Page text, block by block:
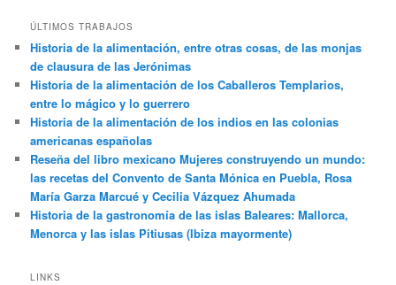
ÚLTIMOS TRABAJOS
Historia de la alimentación, entre otras cosas, de las monjas
de clausura de las Jerónimas
Historia de la alimentación de los Caballeros Templarios,
entre lo mágico y lo guerrero
Historia de la alimentación de los indios en las colonias
americanas españolas
Reseña del libro mexicano Mujeres construyendo un mundo:
las recetas del Convento de Santa Mónica en Puebla, Rosa
María Garza Marcué y Cecilia Vázquez Ahumada
Historia de la gastronomía de las islas Baleares: Mallorca,
Menorca y las islas Pitiusas (Ibiza mayormente)
LINKS